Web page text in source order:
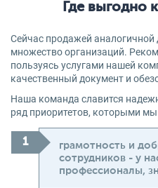
Где выгодно
Сейчас продажей аналогичной
множество организаций.
пользуясь услугами нашей
качественный документ и
Наша команда славится
ряд приоритетов, которыми
грамотность и
сотрудников - у
профессионалы,